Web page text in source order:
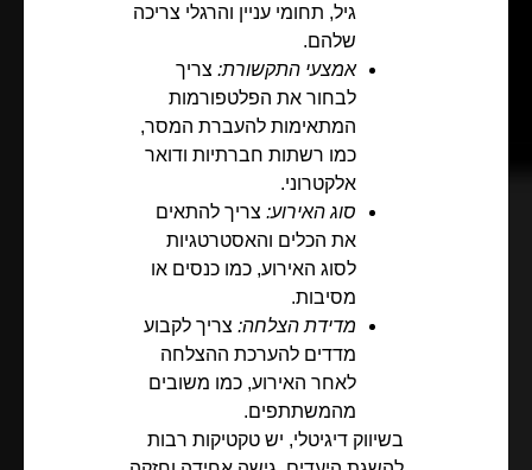
גיל, תחומי עניין והרגלי צריכה
שלהם.
אמצעי התקשורת: צריך
לבחור את הפלטפורמות
המתאימות להעברת המסר,
כמו רשתות חברתיות ודואר
אלקטרוני.
סוג האירוע: צריך להתאים
את הכלים והאסטרטגיות
לסוג האירוע, כמו כנסים או
מסיבות.
מדידת הצלחה: צריך לקבוע
מדדים להערכת ההצלחה
לאחר האירוע, כמו משובים
מהמשתתפים.
בשיווק דיגיטלי, יש טקטיקות רבות